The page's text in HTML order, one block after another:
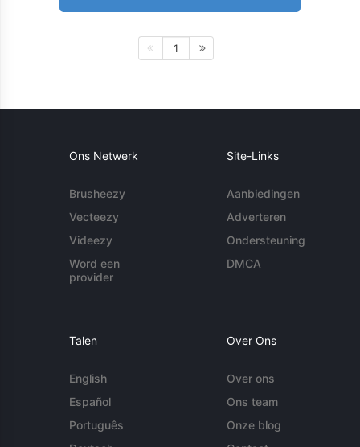
1
Ons Netwerk
Brusheezy
Vecteezy
Videezy
Word een
provider
Site-Links
Aanbiedingen
Adverteren
Ondersteuning
DMCA
Talen
English
Español
Português
Over Ons
Over ons
Ons team
Onze blog